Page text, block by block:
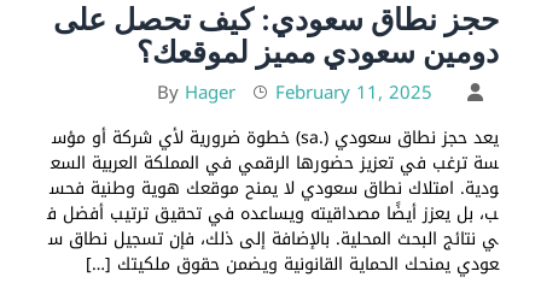
حجز نطاق سعودي: كيف تحصل على
دومين سعودي مميز لموقعك؟
Hager February 11, 2025
يعد حجز نطاق سعودي (.sa) خطوة ضرورية لأي شركة أو مؤس
سة ترغب في تعزيز حضورها الرقمي في المملكة العربية السع
ودية. امتلاك نطاق سعودي لا يمنح موقعك هوية وطنية فحس
ب، بل يعزز أيضًا مصداقيته ويساعده في تحقيق ترتيب أفضل ف
ي نتائج البحث المحلية. بالإضافة إلى ذلك، فإن تسجيل نطاق س
عودي يمنحك الحماية القانونية ويضمن حقوق ملكيتك […]